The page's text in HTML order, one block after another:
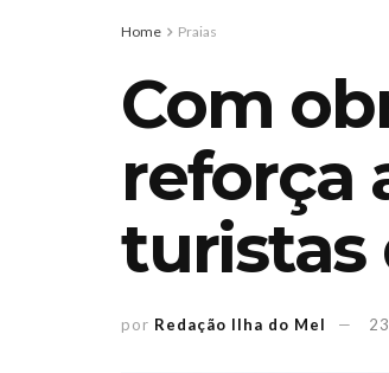
Home Praias
Com
reforça
turistas
por Redação Ilha do Mel